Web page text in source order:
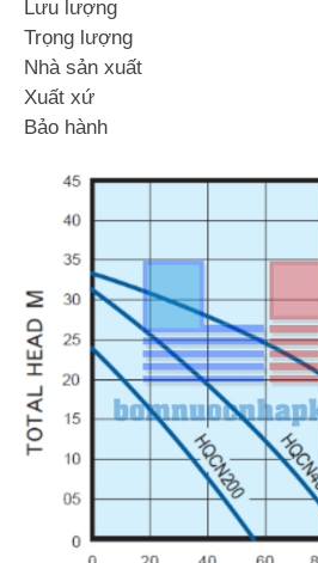
Lưu lượng
Trọng lượng
Nhà sản xuất
Xuất xứ
Bảo hành